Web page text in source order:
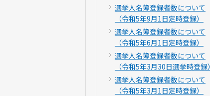
選挙人名簿登録者数について
（令和5年9月1日定時登録）
選挙人名簿登録者数について
（令和5年6月1日定時登録）
選挙人名簿登録者数について
（令和5年3月30日選挙時登録）
選挙人名簿登録者数について
（令和5年3月1日定時登録）